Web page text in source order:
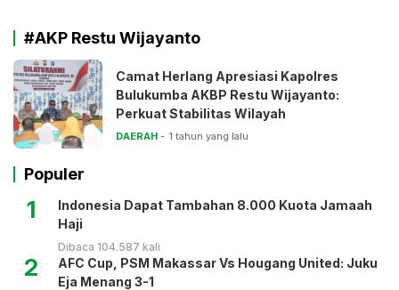
#AKP Restu Wijayanto
Camat Herlang Apresiasi Kapolres
Bulukumba AKBP Restu Wijayanto:
Perkuat Stabilitas Wilayah
DAERAH 1 tahun yang lalu
Populer
1
Indonesia Dapat Tambahan 8.000 Kuota Jamaah
Haji
Dibaca 104.587 kali
2
AFC Cup, PSM Makassar Vs Hougang United: Juku
Eja Menang 3-1